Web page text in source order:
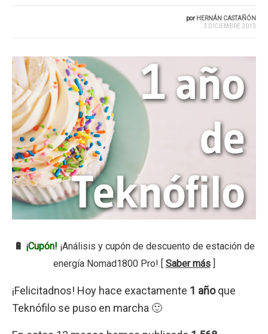
por HERNÁN CASTAÑÓN
3 DICIEMBRE 2013
🔋 ¡Cupón! ¡Análisis y cupón de descuento de estación de
energía Nomad1800 Pro! [ Saber más]
¡Felicitadnos! Hoy hace exactamente 1 añoque
Teknófilo se puso en marcha 🙂